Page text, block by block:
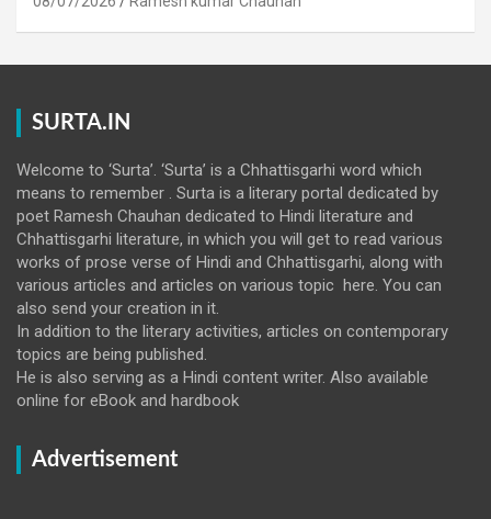
SURTA.IN
Welcome to ‘Surta’. ‘Surta’ is a Chhattisgarhi word which
means to remember . Surta is a literary portal dedicated by
poet Ramesh Chauhan dedicated to Hindi literature and
Chhattisgarhi literature, in which you will get to read various
works of prose verse of Hindi and Chhattisgarhi, along with
various articles and articles on various topic here. You can
also send your creation in it.
In addition to the literary activities, articles on contemporary
topics are being published.
He is also serving as a Hindi content writer. Also available
online for eBook and hardbook
Advertisement